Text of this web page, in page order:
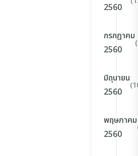
2560
กรกฎาคม
2560
มิถุนายน
2560
พฤษภาคม
2560